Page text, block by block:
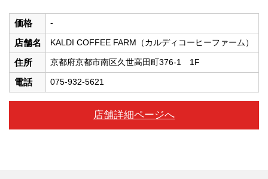
価格 -
店舗名 KALDI COFFEE FARM（カルディコーヒーファーム）
住所 京都府京都市南区久世高田町376-1 1F
電話 075-932-5621
店舗詳細ページへ